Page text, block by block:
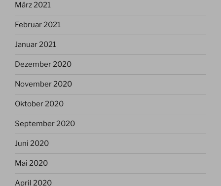
März 2021
Februar 2021
Januar 2021
Dezember 2020
November 2020
Oktober 2020
September 2020
Juni 2020
Mai 2020
April 2020